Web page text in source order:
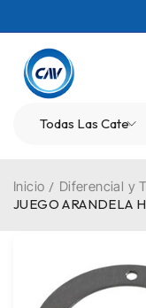
Inicio / Diferencial y
JUEGO ARANDELA